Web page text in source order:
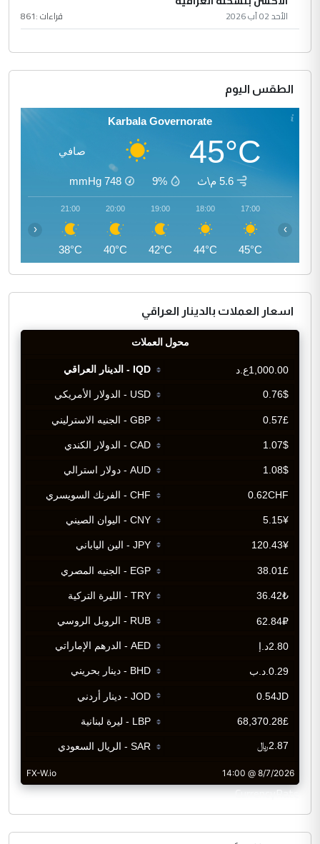
الأحد 02 آب 2026 قراءات :861
الطقس اليوم
Karbala Governorate
45°C صافي
5.6 م\ث 9%
748
mmHg
17:00
45°C
18:00
44°C
19:00
42°C
20:00
40°C
21:00
38°C
‹ ›
اسعار العملات بالدينار العراقي
CurrencyRate